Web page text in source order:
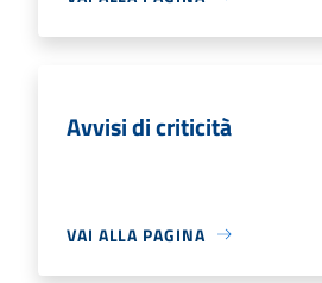
Avvisi di criticità
VAI ALLA PAGINA